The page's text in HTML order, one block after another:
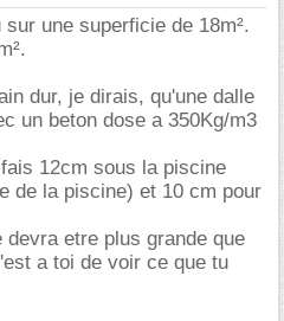
une superficie de 18m².
dur, je dirais, qu'une dalle
un beton dose a 350Kg/m3
12cm sous la piscine
de la piscine) et 10 cm pour
etre plus grande que
a toi de voir ce que tu